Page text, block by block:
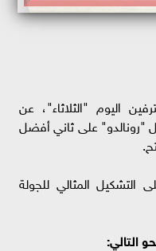
اليوم "الثلاثاء"، عن
"رونالدو" على ثاني أفضل
المثالي للجولة
التالي: